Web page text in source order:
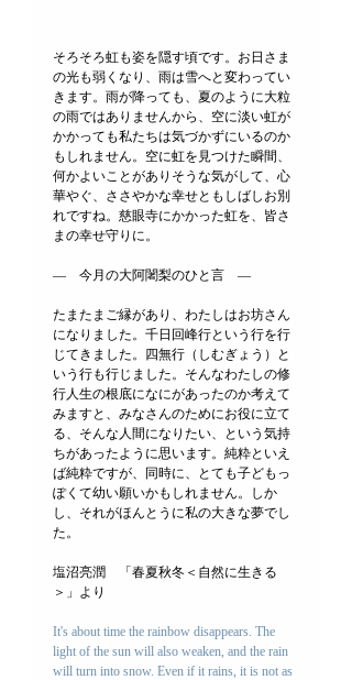
そろそろ虹も姿を隠す頃です。お日さま
の光も弱くなり、雨は雪へと変わってい
きます。雨が降っても、夏のように大粒
の雨ではありませんから、空に淡い虹が
かかっても私たちは気づかずにいるのか
もしれません。空に虹を見つけた瞬間、
何かよいことがありそうな気がして、心
華やぐ、ささやかな幸せともしばしお別
れですね。慈眼寺にかかった虹を、皆さ
まの幸せ守りに。
―　今月の大阿闍梨のひと言　―
たまたまご縁があり、わたしはお坊さん
になりました。千日回峰行という行を行
じてきました。四無行（しむぎょう）と
いう行も行じました。そんなわたしの修
行人生の根底になにがあったのか考えて
みますと、みなさんのためにお役に立て
る、そんな人間になりたい、という気持
ちがあったように思います。純粋といえ
ば純粋ですが、同時に、とても子どもっ
ぽくて幼い願いかもしれません。しか
し、それがほんとうに私の大きな夢でし
た。
塩沼亮潤　「春夏秋冬＜自然に生きる
＞」より
It's about time the rainbow disappears. The
light of the sun will also weaken, and the rain
will turn into snow. Even if it rains, it is not as